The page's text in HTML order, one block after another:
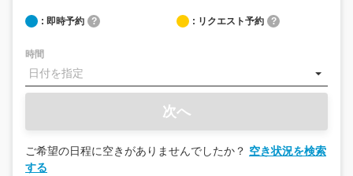
: 即時予約 ? : リクエスト予約 ?
時間
次へ
ご希望の日程に空きがありませんでしたか？ 空き状況を検索
する